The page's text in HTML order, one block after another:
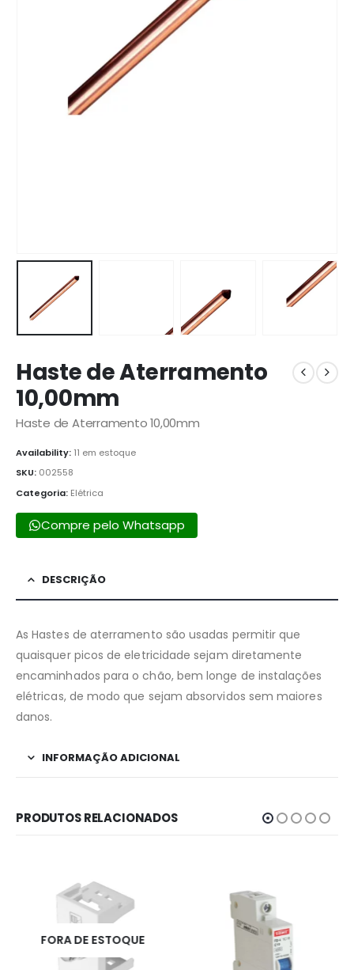
Haste de Aterramento
10,00mm
Haste de Aterramento 10,00mm
Availability: 11 em estoque
SKU: 002558
Categoria: Elétrica
Compre pelo Whatsapp
DESCRIÇÃO
As Hastes de aterramento são usadas permitir que
quaisquer picos de eletricidade sejam diretamente
encaminhados para o chão, bem longe de instalações
elétricas, de modo que sejam absorvidos sem maiores
danos.
INFORMAÇÃO ADICIONAL
PRODUTOS RELACIONADOS
FORA DE ESTOQUE